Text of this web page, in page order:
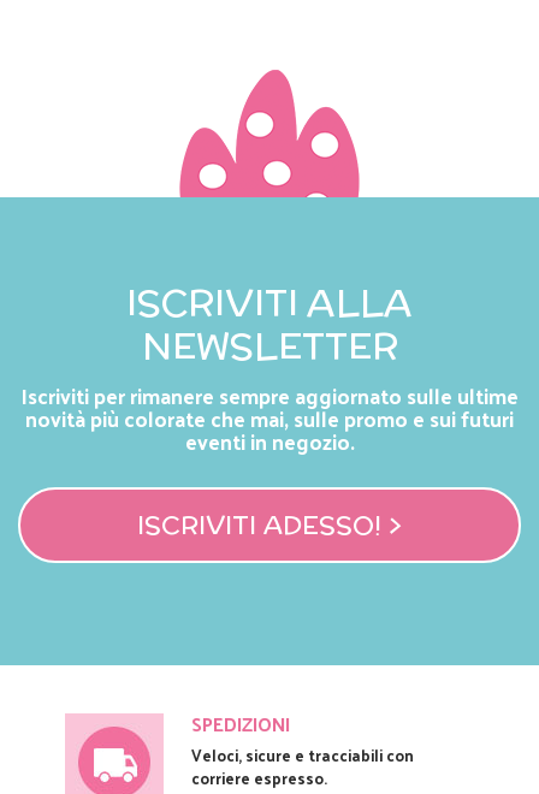
ISCRIVITI ALLA
NEWSLETTER
Iscriviti per rimanere sempre aggiornato sulle ultime
novità più colorate che mai, sulle promo e sui futuri
eventi in negozio.
ISCRIVITI ADESSO! >
SPEDIZIONI
Veloci, sicure e tracciabili con
corriere espresso.